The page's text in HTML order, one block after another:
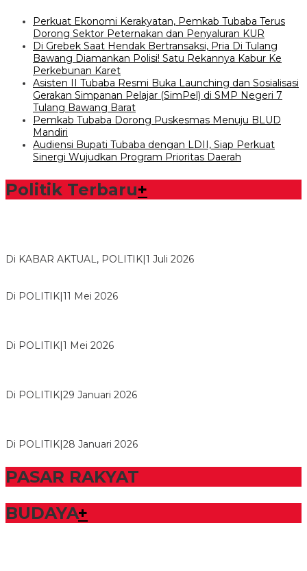
Perkuat Ekonomi Kerakyatan, Pemkab Tubaba Terus
Dorong Sektor Peternakan dan Penyaluran KUR
Di Grebek Saat Hendak Bertransaksi, Pria Di Tulang
Bawang Diamankan Polisi! Satu Rekannya Kabur Ke
Perkebunan Karet
Asisten II Tubaba Resmi Buka Launching dan Sosialisasi
Gerakan Simpanan Pelajar (SimPel) di SMP Negeri 7
Tulang Bawang Barat
Pemkab Tubaba Dorong Puskesmas Menuju BLUD
Mandiri
Audiensi Bupati Tubaba dengan LDII, Siap Perkuat
Sinergi Wujudkan Program Prioritas Daerah
Politik Terbaru+
Di KABAR AKTUAL, POLITIK 1 Juli 2026
Di POLITIK 11 Mei 2026
Di POLITIK 1 Mei 2026
Di POLITIK 29 Januari 2026
Di POLITIK 28 Januari 2026
PASAR RAKYAT
BUDAYA+